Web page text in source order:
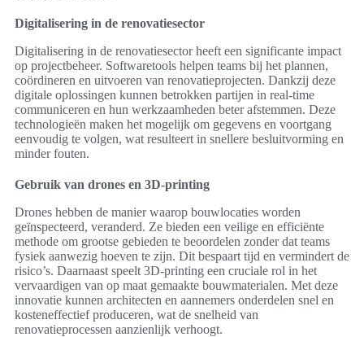
Digitalisering in de renovatiesector
Digitalisering in de renovatiesector heeft een significante impact
op projectbeheer. Softwaretools helpen teams bij het plannen,
coördineren en uitvoeren van renovatieprojecten. Dankzij deze
digitale oplossingen kunnen betrokken partijen in real-time
communiceren en hun werkzaamheden beter afstemmen. Deze
technologieën maken het mogelijk om gegevens en voortgang
eenvoudig te volgen, wat resulteert in snellere besluitvorming en
minder fouten.
Gebruik van drones en 3D-printing
Drones hebben de manier waarop bouwlocaties worden
geïnspecteerd, veranderd. Ze bieden een veilige en efficiënte
methode om grootse gebieden te beoordelen zonder dat teams
fysiek aanwezig hoeven te zijn. Dit bespaart tijd en vermindert de
risico’s. Daarnaast speelt 3D-printing een cruciale rol in het
vervaardigen van op maat gemaakte bouwmaterialen. Met deze
innovatie kunnen architecten en aannemers onderdelen snel en
kosteneffectief produceren, wat de snelheid van
renovatieprocessen aanzienlijk verhoogt.